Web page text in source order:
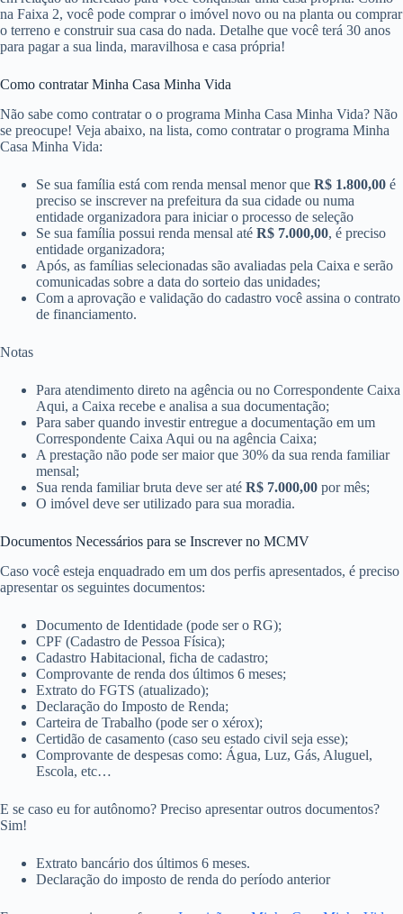
na Faixa 2, você pode comprar o imóvel novo ou na planta ou comprar
o terreno e construir sua casa do nada. Detalhe que você terá 30 anos
para pagar a sua linda, maravilhosa e casa própria!
Como contratar Minha Casa Minha Vida
Não sabe como contratar o o programa Minha Casa Minha Vida? Não
se preocupe! Veja abaixo, na lista, como contratar o programa Minha
Casa Minha Vida:
Se sua família está com renda mensal menor que R$ 1.800,00 é
preciso se inscrever na prefeitura da sua cidade ou numa
entidade organizadora para iniciar o processo de seleção
Se sua família possui renda mensal até R$ 7.000,00​​, é preciso
entidade organizadora;
Após, as famílias selecionadas são avaliadas pela Caixa e serão
comunicadas sobre a data do sorteio das unidades;
Com a aprovação e validação do cadastro você assina o contrato
de financiamento.
Notas
Para atendimento direto na agência ou no Correspondente Caixa
Aqui, a Caixa recebe e analisa a sua documentação;
Para saber quando investir entregue a documentação em um
Correspondente Caixa Aqui ou n​a agência Caixa;
A prestação não pode ser maior que 30% da sua renda familiar
mensal;
Sua renda familiar bruta deve ser até R$ 7.000,00 ​ por mês;
O imóvel deve ser utilizado para sua moradia.
Documentos Necessários para se Inscrever no MCMV
Caso você esteja enquadrado em um dos perfis apresentados, é preciso
apresentar os seguintes documentos:
Documento de Identidade (pode ser o RG);
CPF (Cadastro de Pessoa Física);
Cadastro Habitacional, ficha de cadastro;
Comprovante de renda dos últimos 6 meses;
Extrato do FGTS (atualizado);
Declaração do Imposto de Renda;
Carteira de Trabalho (pode ser o xérox);
Certidão de casamento (caso seu estado civil seja esse);
Comprovante de despesas como: Água, Luz, Gás, Aluguel,
Escola, etc…
E se caso eu for autônomo? Preciso apresentar outros documentos?
Sim!
Extrato bancário dos últimos 6 meses.
Declaração do imposto de renda do período anterior